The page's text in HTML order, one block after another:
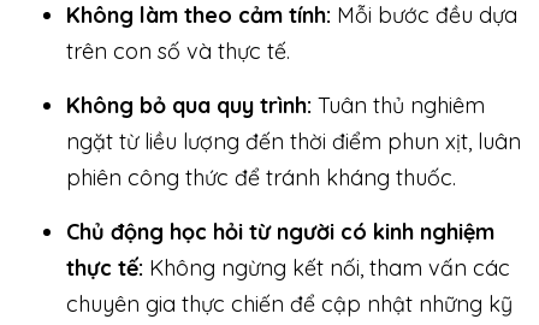
Không làm theo cảm tính: Mỗi bước đều dựa
trên con số và thực tế.
Không bỏ qua quy trình: Tuân thủ nghiêm
ngặt từ liều lượng đến thời điểm phun xịt, luân
phiên công thức để tránh kháng thuốc.
Chủ động học hỏi từ người có kinh nghiệm
thực tế: Không ngừng kết nối, tham vấn các
chuyên gia thực chiến để cập nhật những kỹ